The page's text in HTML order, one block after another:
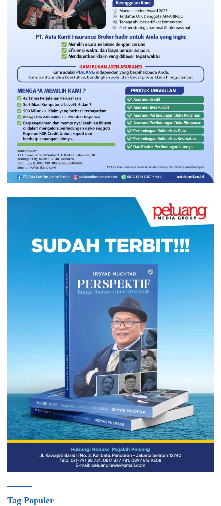
Tag Populer